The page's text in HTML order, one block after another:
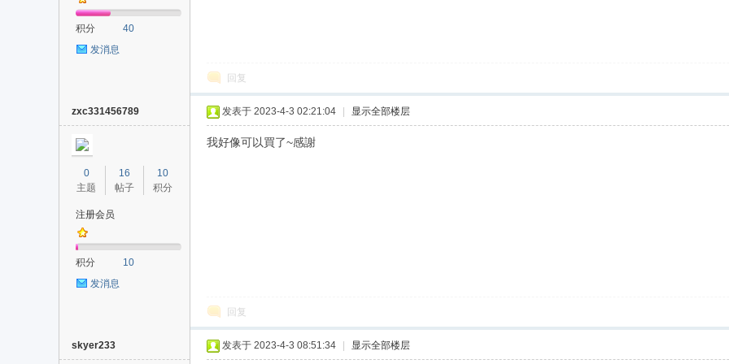
积分
40
发消息
回复
zxc331456789
0
主题
16
帖子
10
积分
注册会员
积分
10
发消息
发表于 2023-4-3 02:21:04 显示全部楼层
我好像可以買了~感謝
回复
skyer233 发表于 2023-4-3 08:51:34 显示全部楼层